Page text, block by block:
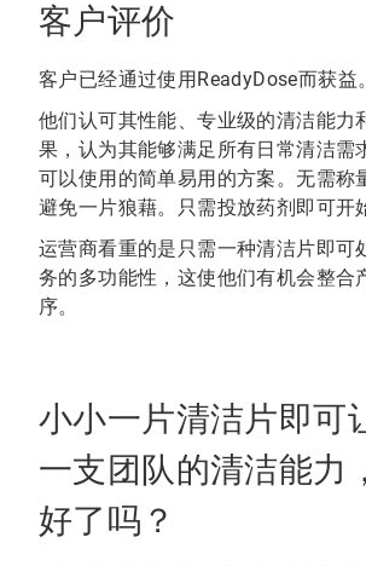
客户评价
客户已经通过使用ReadyDose而获益。
他们认可其性能、专业级的清洁能力
果，认为其能够满足所有日常清洁需
可以使用的简单易用的方案。无需称
避免一片狼藉。只需投放药剂即可开
运营商看重的是只需一种清洁片即可
务的多功能性，这使他们有机会整合
序。
小小一片清洁片即可
一支团队的清洁能力
好了吗？